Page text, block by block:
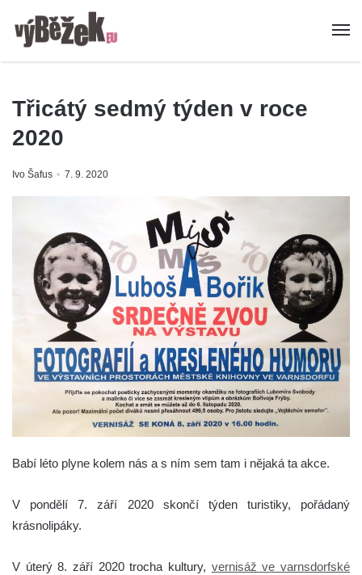
Třicátý sedmý týden v roce
2020
Ivo Šafus 7. 9. 2020
Babí léto plyne kolem nás a s ním sem tam i nějaká ta akce.
V pondělí 7. září 2020 skončí týden turistiky, pořádaný
krásnolipáky.
V úterý 8. září 2020 trocha kultury, vernisáž ve varnsdorfské